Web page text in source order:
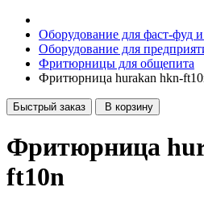
Оборудование для фаст-фуд
Оборудование для
Фритюрницы для общепита
Фритюрница hurakan hkn-
Быстрый заказ В корзину
Фритюрница
ft10n